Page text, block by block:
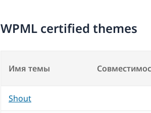
WPML certified themes
Имя темы
Shout